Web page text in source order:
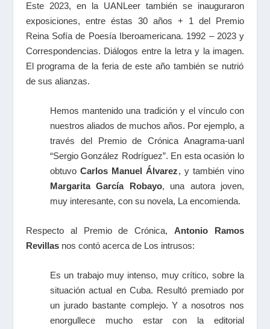
Este 2023, en la UANLeer también se inauguraron
exposiciones, entre éstas 30 años + 1 del Premio
Reina Sofía de Poesía Iberoamericana. 1992 – 2023 y
Correspondencias. Diálogos entre la letra y la imagen.
El programa de la feria de este año también se nutrió
de sus alianzas.
Hemos mantenido una tradición y el vínculo con
nuestros aliados de muchos años. Por ejemplo, a
través del Premio de Crónica Anagrama-uanl
“Sergio González Rodríguez”. En esta ocasión lo
obtuvo Carlos Manuel Álvarez, y también vino
Margarita García Robayo, una autora joven,
muy interesante, con su novela, La encomienda.
Respecto al Premio de Crónica,Antonio Ramos
Revillasnos contó acerca de Los intrusos:
Es un trabajo muy intenso, muy crítico, sobre la
situación actual en Cuba. Resultó premiado por
un jurado bastante complejo. Y a nosotros nos
enorgullece mucho estar con la editorial